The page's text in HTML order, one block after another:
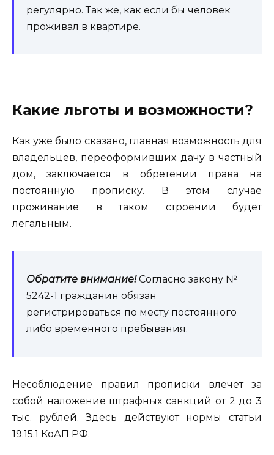
регулярно. Так же, как если бы человек
проживал в квартире.
Какие льготы и возможности?
Как уже было сказано, главная возможность для
владельцев, переоформивших дачу в частный
дом, заключается в обретении права на
постоянную прописку. В этом случае
проживание в таком строении будет
легальным.
Обратите внимание!Согласно закону №
5242-1 гражданин обязан
регистрироваться по месту постоянного
либо временного пребывания.
Несоблюдение правил прописки влечет за
собой наложение штрафных санкций от 2 до 3
тыс. рублей. Здесь действуют нормы статьи
19.15.1 КоАП РФ.